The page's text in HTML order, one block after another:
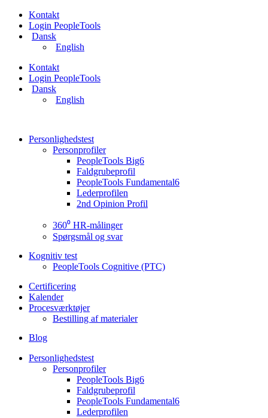
Videre
indhold
Kontakt
Login PeopleTools
Dansk
English
Kontakt
Login PeopleTools
Dansk
English
Personlighedstest
Personprofiler
PeopleTools Big6
Faldgrubeprofil
PeopleTools Fundamental6
Lederprofilen
2nd Opinion Profil
360⁰ HR-målinger
Spørgsmål og svar
Kognitiv test
PeopleTools Cognitive (PTC)
Certificering
Kalender
Procesværktøjer
Bestilling af materialer
Blog
Personlighedstest
Personprofiler
PeopleTools Big6
Faldgrubeprofil
PeopleTools Fundamental6
Lederprofilen